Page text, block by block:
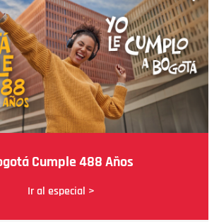
Cumple 488 Años
Ir al especial >